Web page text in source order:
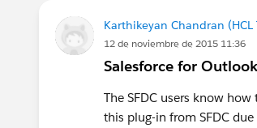
Karthikeyan Chandran
12 de noviembre de 2015 11:36
Salesforce for
The SFDC users know
this plug-in from SFDC